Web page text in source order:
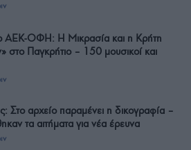
ΑΕΚ-ΟΦΗ: Η Μικρασία και η Κρήτη
στο Παγκρήτιο – 150 μουσικοί και
Στο αρχείο παραμένει η δικογραφία –
τα αιτήματα για νέα έρευνα